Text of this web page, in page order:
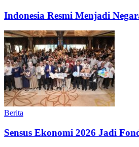
Indonesia Resmi Menjadi
Berita
Sensus Ekonomi 2026 Jadi